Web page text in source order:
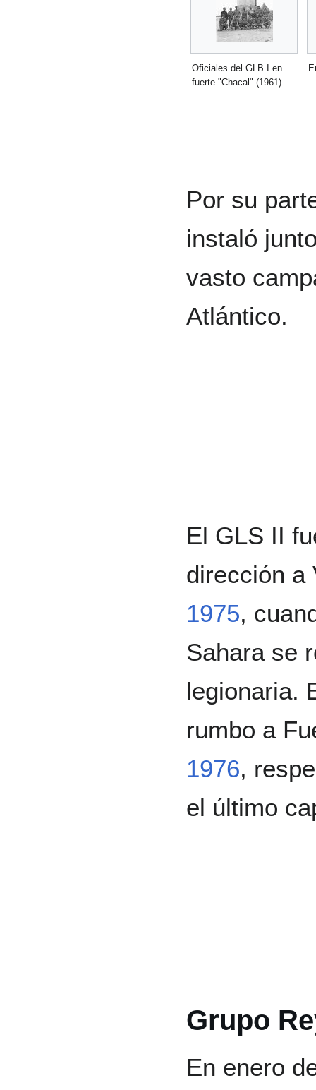
Oficiales del GLB I en
fuerte "Chacal" (1961)
Por su
instaló
vasto
Atlántico.
El GLS II
dirección a
1975,
Sahara se
legionaria.
rumbo a
1976,
el último
Grupo
En enero